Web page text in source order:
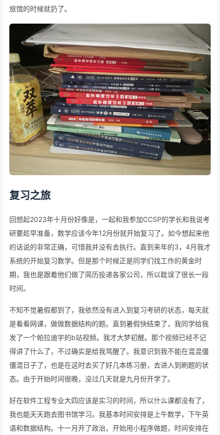
旅馆的时候就扔了。
复习之旅
回想起2023年十月份好像是，一起和我参加CCSP的学长和我说考
研要趁早准备，数学应该今年12月份就开始复习了。如今想起来他
的话说的非常正确，可惜我并没有去执行。直到来年的3，4月我才
系统的开始复习数学。但是那个时候正是同学们找工作的黄金时
期，我也是跟着他们做了简历投递各家公司，所以耽误了很长一段
时间。
不知不觉暑假都到了，我依然没有进入到复习考研的状态，每天就
是看看网课，做做数据结构的题。直到暑假快结束了，我同学给我
发了一个帕拉迪宇的b站视频。我才大梦初醒。那个视频已经不记
得讲了什么了，不过确实是给我骂醒了。我意识到我不能在混混僵
僵混日子了，也是在这时去买了好几本练习册，去进入到刷题的状
态。由于开始时间很晚，没过几天就是九月份开学了。
好在软件工程专业大四应该是实习的时间，所以什么课都没有了，
我也能天天跑去图书馆学习。我基本时间安排是上午数学，下午英
语和数据结构。十一月开了政治，开始用小程序做题，时间安排在